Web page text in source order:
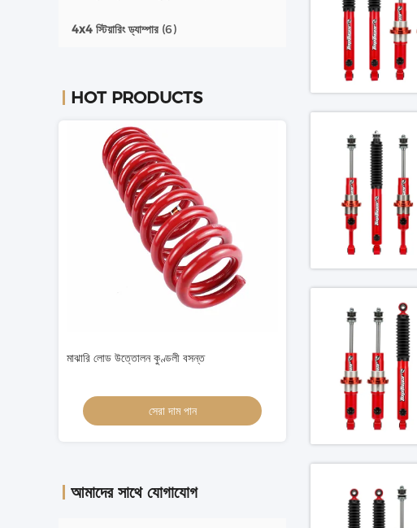
4x4 স্টিয়ারিং ড্যাম্পার (6)
HOT PRODUCTS
মাঝারি লোড উত্তোলন কুণ্ডলী বসন্ত
সেরা দাম পান
50mm লিফট 4x4 কয়েল স্প্রিং
সেরা দাম পান
আমাদের সাথে যোগাযোগ